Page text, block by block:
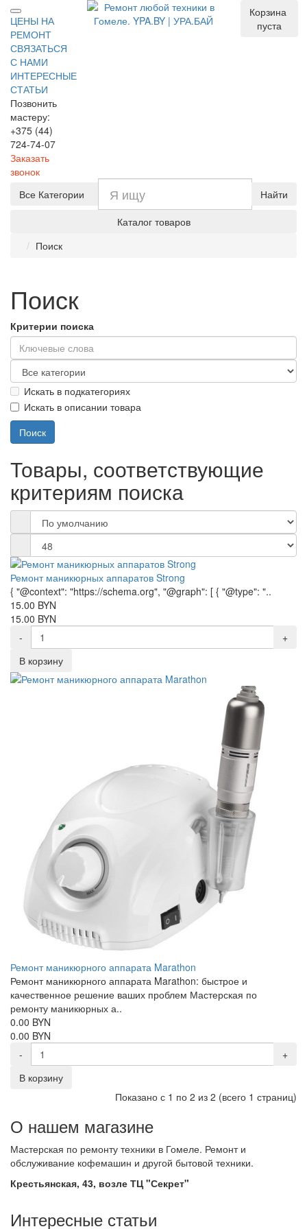
ЦЕНЫ НА
РЕМОНТ
СВЯЗАТЬСЯ
С НАМИ
ИНТЕРЕСНЫЕ
СТАТЬИ
Позвонить
мастеру:
+375 (44)
724-74-07
Заказать
звонок
Корзина
пуста
Все Категории
Найти
Каталог товаров
Поиск
Поиск
Критерии поиска
Искать в подкатегориях
Искать в описании товара
Товары, соответствующие
критериям поиска
Ремонт маникюрных аппаратов Strong
{ "@context": "https://schema.org", "@graph": [ { "@type": "..
15.00 BYN
15.00 BYN
-
+
В корзину
Ремонт маникюрного аппарата Marathon
Ремонт маникюрного аппарата Marathon: быстрое и
качественное решение ваших проблем Мастерская по
ремонту маникюрных а..
0.00 BYN
0.00 BYN
-
+
В корзину
Показано с 1 по 2 из 2 (всего 1 страниц)
О нашем магазине
Мастерская по ремонту техники в Гомеле. Ремонт и
обслуживание кофемашин и другой бытовой техники.
Крестьянская, 43, возле ТЦ "Секрет"
Интересные статьи